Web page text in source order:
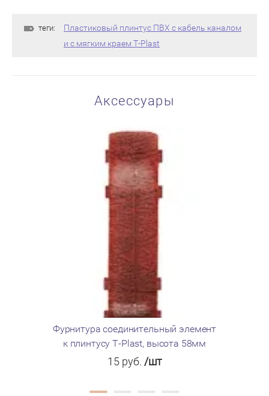
теги:
Пластиковый плинтус ПВХ с кабель каналом
и с мягким краем T-Plast
Аксессуары
Фурнитура соединительный элемент
к плинтусу T-Plast, высота 58мм
15руб. /шт